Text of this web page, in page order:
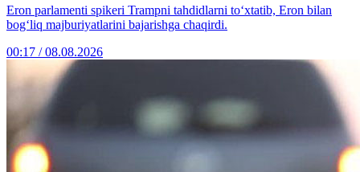
Eron parlamenti spikeri Trampni tahdidlarni to‘xtatib, Eron bilan
bog‘liq majburiyatlarini bajarishga chaqirdi.
00:17 / 08.08.2026